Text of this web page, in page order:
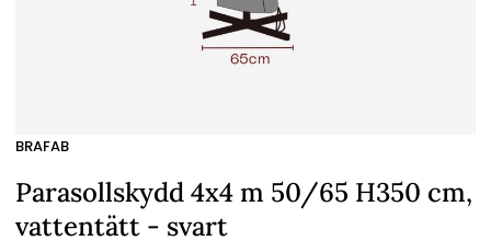
BRAFAB
Parasollskydd 4x4 m 50/65 H350 cm,
vattentätt - svart